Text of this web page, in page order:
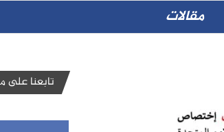
مقالات
تابعنا على